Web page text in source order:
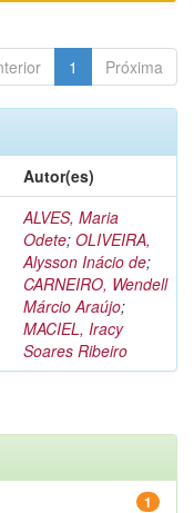
1 Próxima
Autor(es)
ALVES, Maria
Odete; OLIVEIRA,
Alysson Inácio de;
CARNEIRO, Wendell
Márcio Araújo;
MACIEL, Iracy
Soares Ribeiro
1